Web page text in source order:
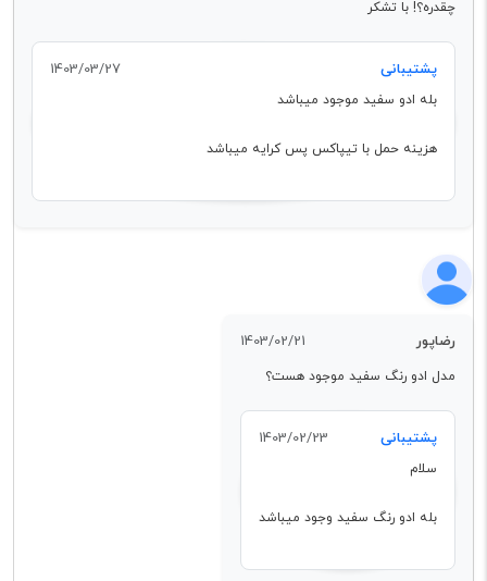
چقدره؟! با تشکر
پشتیبانی 1403/03/27
بله ادو سفید موجود میباشد
هزینه حمل با تیپاکس پس کرایه میباشد
رضاپور 1403/02/21
مدل ادو رنگ سفید موجود هست؟
پشتیبانی 1403/02/23
سلام
بله ادو رنگ سفید وجود میباشد